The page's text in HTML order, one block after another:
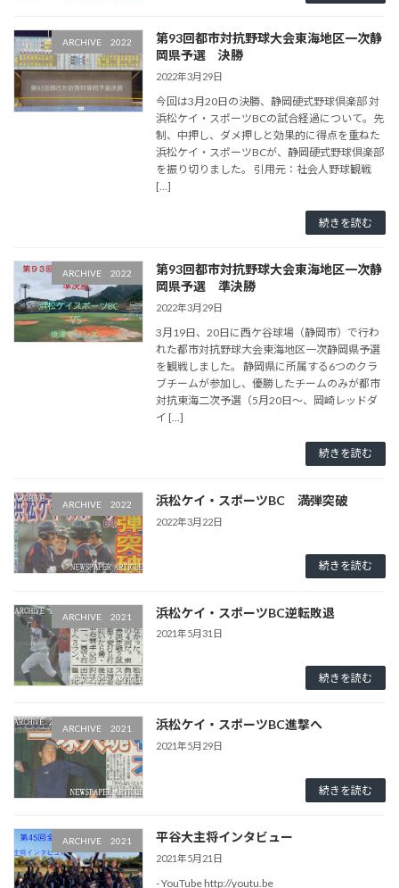
ARCHIVE 2022
第93回都市対抗野球大会東海地区一次静
岡県予選 決勝
2022年3月29日
今回は3月20日の決勝、静岡硬式野球倶楽部 対
浜松ケイ・スポーツBCの試合経過について。先
制、中押し、ダメ押しと効果的に得点を重ねた
浜松ケイ・スポーツBCが、静岡硬式野球倶楽部
を振り切りました。 引用元：社会人野球観戦
[…]
続きを読む
ARCHIVE 2022
第93回都市対抗野球大会東海地区一次静
岡県予選 準決勝
2022年3月29日
3月19日、20日に西ケ谷球場（静岡市）で行わ
れた都市対抗野球大会東海地区一次静岡県予選
を観戦しました。 静岡県に所属する6つのクラ
ブチームが参加し、優勝したチームのみが都市
対抗東海二次予選（5月20日〜、岡崎レッドダ
イ […]
続きを読む
ARCHIVE 2022 浜松ケイ・スポーツBC 満弾突破
2022年3月22日
続きを読む
ARCHIVE 2021 浜松ケイ・スポーツBC逆転敗退
2021年5月31日
続きを読む
ARCHIVE 2021 浜松ケイ・スポーツBC進撃へ
2021年5月29日
続きを読む
ARCHIVE 2021 平谷大主将インタビュー
2021年5月21日
- YouTube http://youtu.be